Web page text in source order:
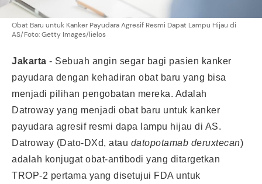
Obat Baru untuk Kanker Payudara Agresif Resmi Dapat Lampu Hijau di
AS/Foto: Getty Images/lielos
Jakarta - Sebuah angin segar bagi pasien kanker
payudara dengan kehadiran obat baru yang bisa
menjadi pilihan pengobatan mereka. Adalah
Datroway yang menjadi obat baru untuk kanker
payudara agresif resmi dapa lampu hijau di AS.
Datroway (Dato-DXd, atau datopotamab deruxtecan)
adalah konjugat obat-antibodi yang ditargetkan
TROP-2 pertama yang disetujui FDA untuk